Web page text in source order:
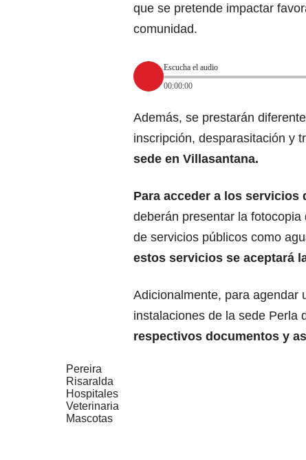
que se pretende impactar
comunidad.
Escucha el audio
00:00:00
Además, se prestarán
inscripción, desparasitación y
sede en Villasantana.
Para acceder a los servicios
deberán presentar la
de servicios públicos como
estos servicios se aceptará
Adicionalmente, para agendar
instalaciones de la sede Perla
respectivos documentos y
Pereira
Risaralda
Hospitales
Veterinaria
Mascotas